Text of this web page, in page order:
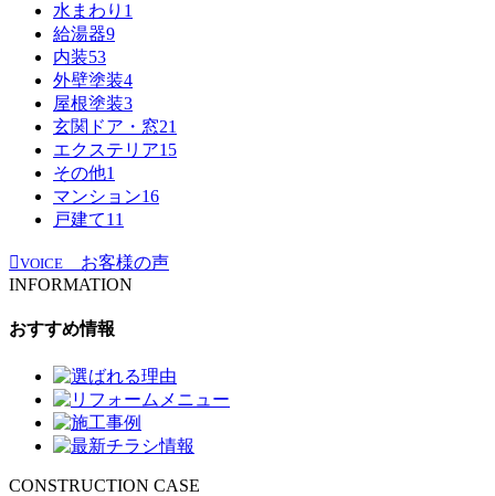
水まわり 1
給湯器9
内装53
外壁塗装4
屋根塗装3
玄関ドア・窓21
エクステリア15
その他1
マンション16
戸建て11
VOICE
お客様の声
INFORMATION
おすすめ情報
CONSTRUCTION CASE